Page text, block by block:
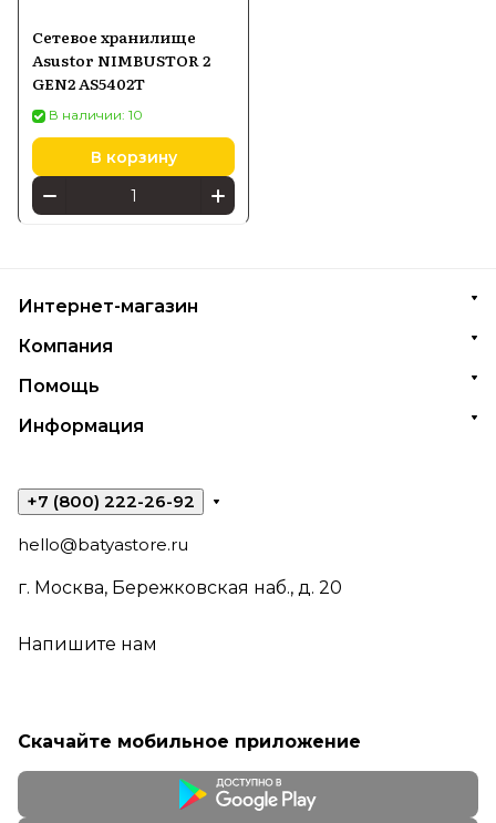
Сетевое хранилище
Asustor NIMBUSTOR 2
GEN2 AS5402T
В наличии: 10
В корзину
Интернет-магазин
Компания
Помощь
Информация
+7 (800) 222-26-92
hello@batyastore.ru
г. Москва, Бережковская наб., д. 20
Напишите нам
Скачайте мобильное приложение